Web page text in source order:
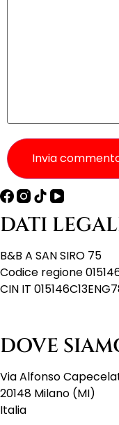
Invia
DATI
B&B A SAN SIRO 75
Codice regione
CIN IT
DOVE
Via Alfonso
20148 Milano (MI)
Italia